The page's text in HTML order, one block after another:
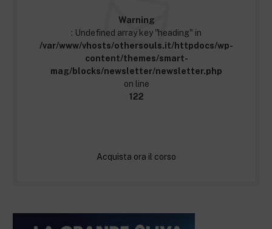
Warning
: Undefined array key "heading" in
/var/www/vhosts/othersouls.it/httpdocs/wp-
content/themes/smart-
mag/blocks/newsletter/newsletter.php
on line
122
Acquista ora il corso